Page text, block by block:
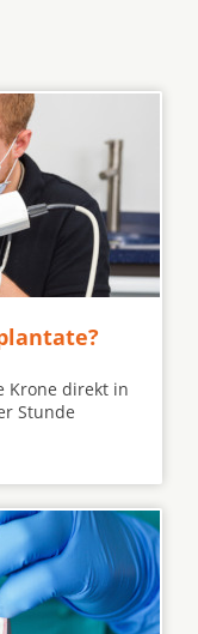
Krone direkt in
Stunde